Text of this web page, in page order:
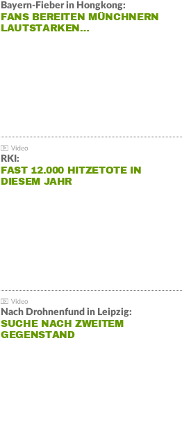
Bayern-Fieber in Hongkong:
FANS BEREITEN MÜNCHNERN
LAUTSTARKEN…
RKI:
FAST 12.000 HITZETOTE IN
DIESEM JAHR
Nach Drohnenfund in Leipzig:
SUCHE NACH ZWEITEM
GEGENSTAND